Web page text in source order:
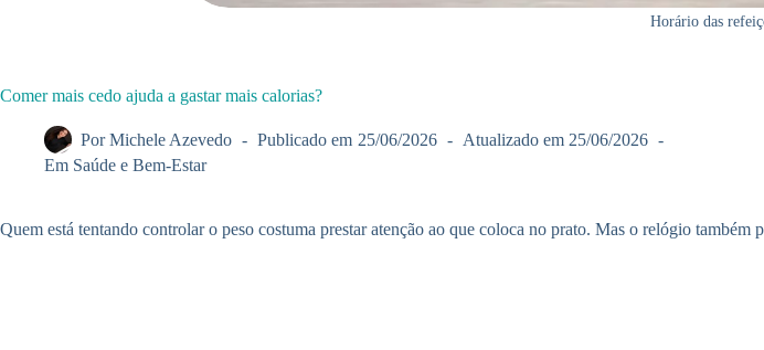
Horário das
Comer mais cedo ajuda a gastar mais calorias?
Por Michele Azevedo Publicado em 25/06/2026 Atualizado em 25/06/2026
Em Saúde e Bem-Estar
Quem está tentando controlar o peso costuma prestar atenção ao que coloca no prato. Mas o relógio também